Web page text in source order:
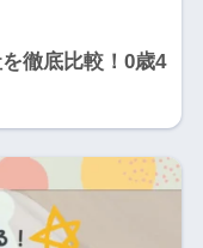
徹底比較！0歳4